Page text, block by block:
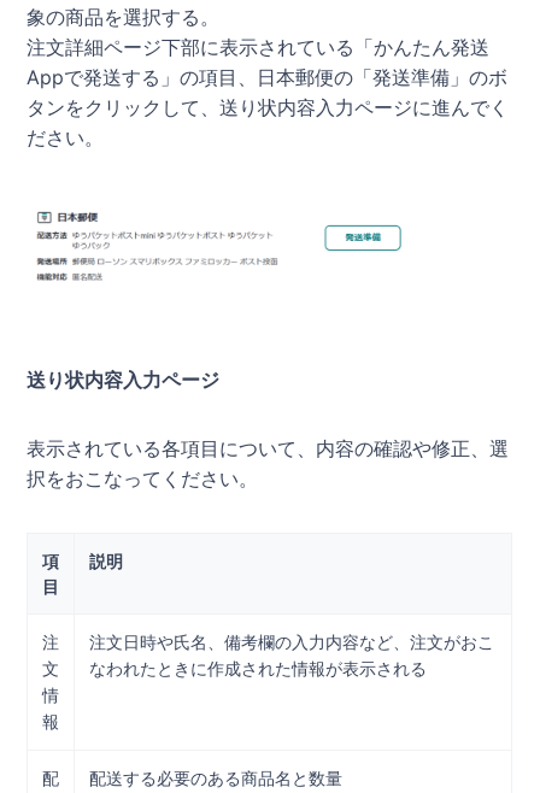
象の商品を選択する。
注文詳細ページ下部に表示されている「かんたん発送
Appで発送する」の項目、日本郵便の「発送準備」のボ
タンをクリックして、送り状内容入力ページに進んでく
ださい。
送り状内容入力ページ
表示されている各項目について、内容の確認や修正、選
択をおこなってください。
項
目
説明
注
文
情
報
注文日時や氏名、備考欄の入力内容など、注文がおこ
なわれたときに作成された情報が表示される
配
配送する必要のある商品名と数量